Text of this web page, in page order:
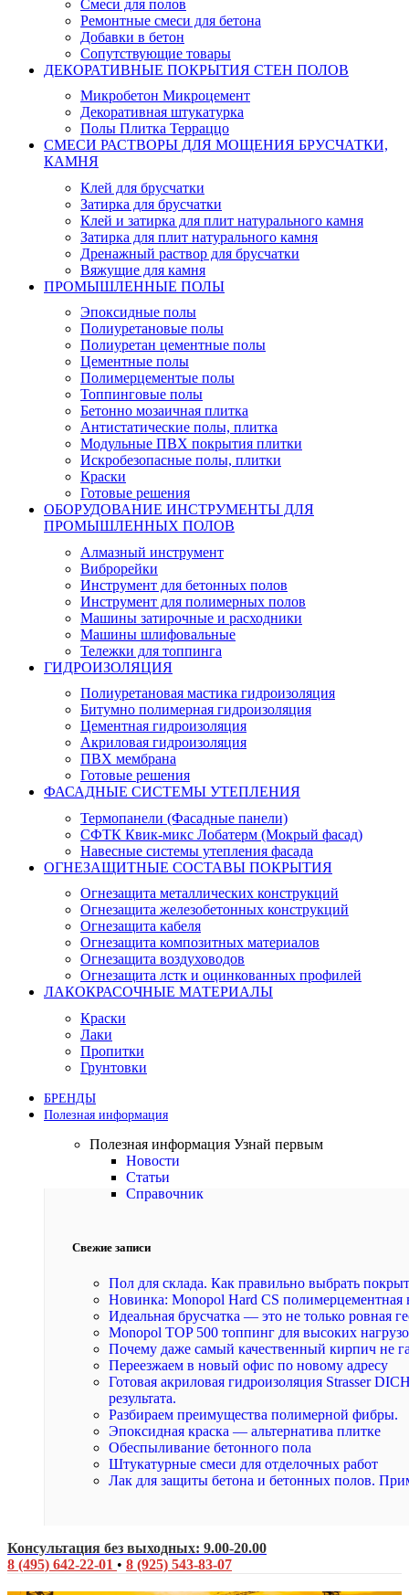
Смеси для полов
Ремонтные смеси для бетона
Добавки в бетон
Сопутствующие товары
ДЕКОРАТИВНЫЕ ПОКРЫТИЯ СТЕН ПОЛОВ
Микробетон Микроцемент
Декоративная штукатурка
Полы Плитка Терраццо
СМЕСИ РАСТВОРЫ ДЛЯ МОЩЕНИЯ БРУСЧАТКИ,
КАМНЯ
Клей для брусчатки
Затирка для брусчатки
Клей и затирка для плит натурального камня
Затирка для плит натурального камня
Дренажный раствор для брусчатки
Вяжущие для камня
ПРОМЫШЛЕННЫЕ ПОЛЫ
Эпоксидные полы
Полиуретановые полы
Полиуретан цементные полы
Цементные полы
Полимерцементые полы
Топпинговые полы
Бетонно мозаичная плитка
Антистатические полы, плитка
Модульные ПВХ покрытия плитки
Искробезопасные полы, плитки
Краски
Готовые решения
ОБОРУДОВАНИЕ ИНСТРУМЕНТЫ ДЛЯ
ПРОМЫШЛЕННЫХ ПОЛОВ
Алмазный инструмент
Виброрейки
Инструмент для бетонных полов
Инструмент для полимерных полов
Машины затирочные и расходники
Машины шлифовальные
Тележки для топпинга
ГИДРОИЗОЛЯЦИЯ
Полиуретановая мастика гидроизоляция
Битумно полимерная гидроизоляция
Цементная гидроизоляция
Акриловая гидроизоляция
ПВХ мембрана
Готовые решения
ФАСАДНЫЕ СИСТЕМЫ УТЕПЛЕНИЯ
Термопанели (Фасадные панели)
СФТК Квик-микс Лобатерм (Мокрый фасад)
Навесные системы утепления фасада
ОГНЕЗАЩИТНЫЕ СОСТАВЫ ПОКРЫТИЯ
Огнезащита металлических конструкций
Огнезащита железобетонных конструкций
Огнезащита кабеля
Огнезащита композитных материалов
Огнезащита воздуховодов
Огнезащита лстк и оцинкованных профилей
ЛАКОКРАСОЧНЫЕ МАТЕРИАЛЫ
Краски
Лаки
Пропитки
Грунтовки
БРЕНДЫ
Полезная информация
Полезная информация Узнай первым
Новости
Статьи
Справочник
Свежие записи
Пол для склада. Как правильно выбрать
Новинка: Monopol Hard CS полимерцементная
Идеальная брусчатка — это не только ровная
Monopol TOP 500 топпинг для высоких
Почему даже самый качественный кирпич не
Переезжаем в новый офис по новому адресу
Готовая акриловая гидроизоляция Strasser
результата.
Разбираем преимущества полимерной фибры.
Эпоксидная краска — альтернатива плитке
Обеспыливание бетонного пола
Штукатурные смеси для отделочных работ
Лак для защиты бетона и бетонных полов.
Консультация без выходных: 9.00-20.00
8 (495) 642-22-01 • 8 (925) 543-83-07